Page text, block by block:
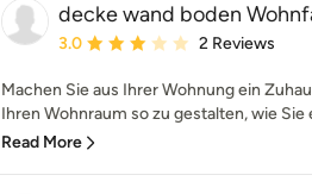
decke wand boden
Average rating: 3 out of 5 stars
3.0 2 Reviews
Machen Sie aus Ihrer Wohnung ein
Ihren Wohnraum so zu gestalten, wie Sie
Read More